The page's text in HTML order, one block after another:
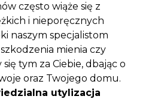
często wiąże się z
i nieporęcznych
naszym specjalistom
mienia czy
tym za Ciebie, dbając o
oraz Twojego domu.
utylizacja